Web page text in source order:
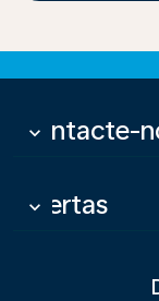
Contacte-
keyboard_arrow_down
Ofertas
keyboard_arrow_down